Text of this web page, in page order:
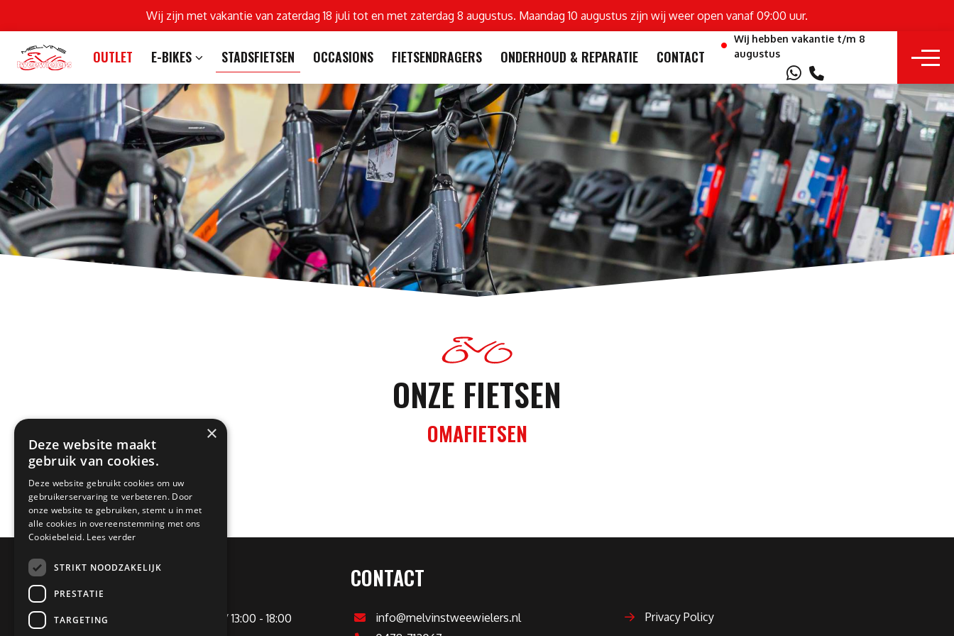
Wij zijn met vakantie van zaterdag 18 juli tot en met zaterdag 8 augustus. Maandag 10 augustus zijn wij weer open vanaf 09:00 uur.
OUTLET E-BIKES STADSFIETSEN OCCASIONS FIETSENDRAGERS ONDERHOUD & REPARATIE CONTACT
Wij hebben vakantie t/m 8
augustus
ONZE FIETSEN
OMAFIETSEN
OPENINGSTIJDEN
Maandag
09:00 - 12:00 / 13:00 - 18:00
CONTACT
info@melvinstweewielers.nl
Privacy Policy
×
Deze website maakt
gebruik van cookies.
Deze website gebruikt cookies om uw
gebruikerservaring te verbeteren. Door
onze website te gebruiken, stemt u in met
alle cookies in overeenstemming met ons
Cookiebeleid. Lees verder
STRIKT NOODZAKELIJK
PRESTATIE
TARGETING